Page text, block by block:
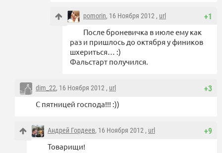
+1
pomorin, 16 Ноября 2012 , url
После броневичка в июле ему как
раз и пришлось до октября у фиников
шхериться… :)
Фальстарт получился.
+3
dim_22, 16 Ноября 2012 , url
С пятницей господа!!! :))
+9
Андрей Гордеев, 16 Ноября 2012 , url
Товарищи!